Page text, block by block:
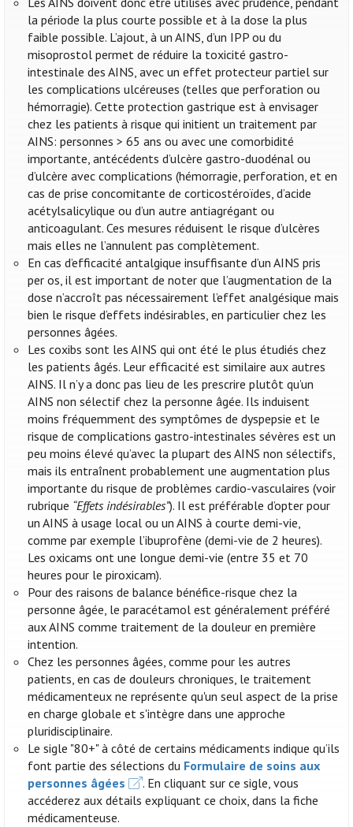
la période la plus courte possible et à la dose la plus
faible possible. L’ajout, à un AINS, d’un IPP ou du
misoprostol permet de réduire la toxicité gastro-
intestinale des AINS, avec un effet protecteur partiel sur
les complications ulcéreuses (telles que perforation ou
hémorragie). Cette protection gastrique est à envisager
chez les patients à risque qui initient un traitement par
AINS: personnes > 65 ans ou avec une comorbidité
importante, antécédents d’ulcère gastro-duodénal ou
d’ulcère avec complications (hémorragie, perforation, et en
cas de prise concomitante de corticostéroïdes, d’acide
acétylsalicylique ou d’un autre antiagrégant ou
anticoagulant. Ces mesures réduisent le risque d’ulcères
mais elles ne l’annulent pas complètement.
En cas d’efficacité antalgique insuffisante d’un AINS pris
per os, il est important de noter que l’augmentation de la
dose n’accroît pas nécessairement l’effet analgésique mais
bien le risque d’effets indésirables, en particulier chez les
personnes âgées.
Les coxibs sont les AINS qui ont été le plus étudiés chez
les patients âgés. Leur efficacité est similaire aux autres
AINS. Il n’y a donc pas lieu de les prescrire plutôt qu’un
AINS non sélectif chez la personne âgée. Ils induisent
moins fréquemment des symptômes de dyspepsie et le
risque de complications gastro-intestinales sévères est un
peu moins élevé qu’avec la plupart des AINS non sélectifs,
mais ils entraînent probablement une augmentation plus
importante du risque de problèmes cardio-vasculaires (voir
rubrique “Effets indésirables”). Il est préférable d’opter pour
un AINS à usage local ou un AINS à courte demi-vie,
comme par exemple l’ibuprofène (demi-vie de 2 heures).
Les oxicams ont une longue demi-vie (entre 35 et 70
heures pour le piroxicam).
Pour des raisons de balance bénéfice-risque chez la
personne âgée, le paracétamol est généralement préféré
aux AINS comme traitement de la douleur en première
intention.
Chez les personnes âgées, comme pour les autres
patients, en cas de douleurs chroniques, le traitement
médicamenteux ne représente qu'un seul aspect de la prise
en charge globale et s'intègre dans une approche
pluridisciplinaire.
Le sigle "80+" à côté de certains médicaments indique qu’ils
font partie des sélections du Formulaire de soins aux
personnes âgées
. En cliquant sur ce sigle, vous
accéderez aux détails expliquant ce choix, dans la fiche
médicamenteuse.